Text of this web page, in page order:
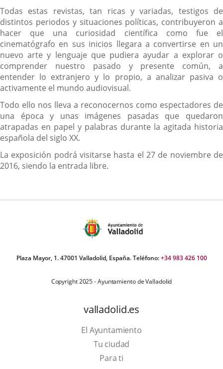
Todas estas revistas, tan ricas y variadas, testigos de
distintos periodos y situaciones políticas, contribuyeron a
hacer que una curiosidad científica como fue el
cinematógrafo en sus inicios llegara a convertirse en un
nuevo arte y lenguaje que pudiera ayudar a explorar o
comprender nuestro pasado y presente común, a
entender lo extranjero y lo propio, a analizar pasiva o
activamente el mundo audiovisual.
Todo ello nos lleva a reconocernos como espectadores de
una época y unas imágenes pasadas que quedaron
atrapadas en papel y palabras durante la agitada historia
española del siglo XX.
La exposición podrá visitarse hasta el 27 de noviembre de
2016, siendo la entrada libre.
Plaza Mayor, 1. 47001 Valladolid, España. Teléfono:+34 983 426 100
Copyright 2025 - Ayuntamiento de Valladolid
valladolid.es
El Ayuntamiento
Tu ciudad
Para ti